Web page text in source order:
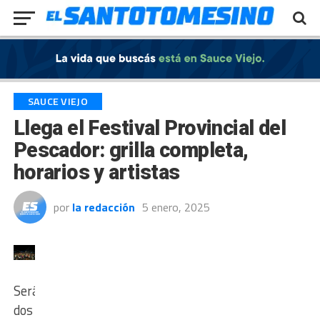
SAUCE VIEJO
Llega el Festival Provincial del
Pescador: grilla completa,
horarios y artistas
por la redacción 5 enero, 2025
Serán
dos
Exit mobile version